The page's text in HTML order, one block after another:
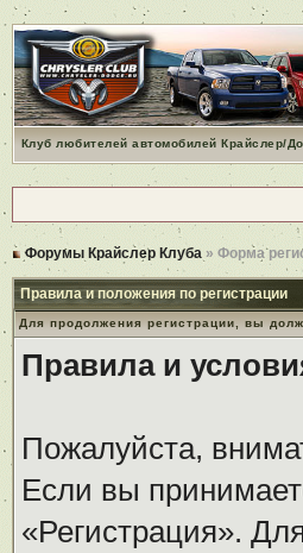
Клуб любителей автомобилей Крайслер/
Форумы Крайслер Клуба » Форма
Правила и положения по регистрации
Для продолжения регистрации, вы
Правила и
Пожалуйста,
Если вы
«Регистрация».